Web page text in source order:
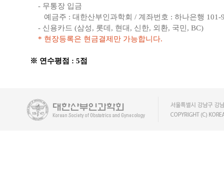
- 무통장 입금
예금주 : 대한산부인과학회 / 계좌번호 : 하나은행 101-
- 신용카드 (삼성, 롯데, 현대, 신한, 외환, 국민, BC)
* 현장등록은 현금결제만 가능합니다.
※ 연수평점 : 5점